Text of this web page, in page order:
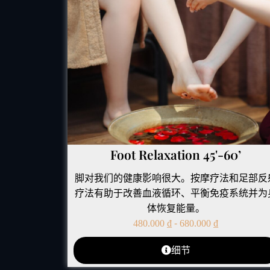
Foot Relaxation 45'-60’
脚对我们的健康影响很大。按摩疗法和足部反
疗法有助于改善血液循环、平衡免疫系统并为
体恢复能量。
480.000₫ -680.000₫
细节